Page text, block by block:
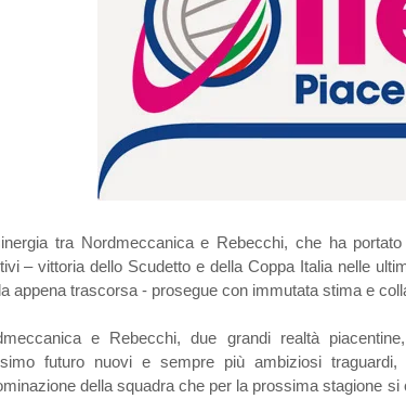
tra Nordmeccanica e Rebecchi, che ha
– vittoria dello Scudetto e della Coppa Italia nelle
appena trascorsa - prosegue con immutata stima e
e Rebecchi, due grandi realtà
futuro nuovi e sempre più ambiziosi
della squadra che per la prossima stagione